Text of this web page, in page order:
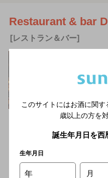
Restaurant & bar
[レストラン＆バー]
2016年で20周年を迎える、大
JR各線 大宮駅東口より
2,000円以上～3,000円未
このサイトにはお酒に関す
歳以上の方を
誕生年月日を西
生年月日
年 月